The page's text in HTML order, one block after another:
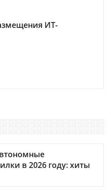
ИТ-
в 2026 году: хиты